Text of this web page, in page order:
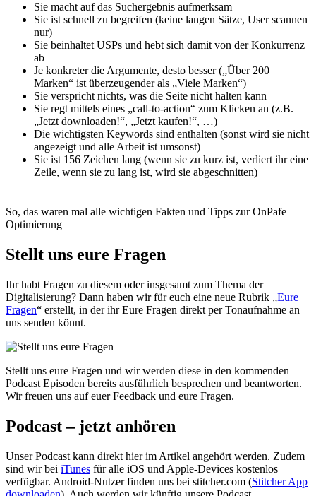
Sie macht auf das Suchergebnis aufmerksam
Sie ist schnell zu begreifen (keine langen Sätze, User scannen
nur)
Sie beinhaltet USPs und hebt sich damit von der Konkurrenz
ab
Je konkreter die Argumente, desto besser („Über 200
Marken“ ist überzeugender als „Viele Marken“)
Sie verspricht nichts, was die Seite nicht halten kann
Sie regt mittels eines „call-to-action“ zum Klicken an (z.B.
„Jetzt downloaden!“, „Jetzt kaufen!“, …)
Die wichtigsten Keywords sind enthalten (sonst wird sie nicht
angezeigt und alle Arbeit ist umsonst)
Sie ist 156 Zeichen lang (wenn sie zu kurz ist, verliert ihr eine
Zeile, wenn sie zu lang ist, wird sie abgeschnitten)
So, das waren mal alle wichtigen Fakten und Tipps zur OnPafe
Optimierung
Stellt uns eure Fragen
Ihr habt Fragen zu diesem oder insgesamt zum Thema der
Digitalisierung? Dann haben wir für euch eine neue Rubrik „Eure
Fragen“ erstellt, in der ihr Eure Fragen direkt per Tonaufnahme an
uns senden könnt.
Stellt uns eure Fragen und wir werden diese in den kommenden
Podcast Episoden bereits ausführlich besprechen und beantworten.
Wir freuen uns auf euer Feedback und eure Fragen.
Podcast– jetzt anhören
Unser Podcast kann direkt hier im Artikel angehört werden. Zudem
sind wir bei iTunes für alle iOS und Apple-Devices kostenlos
verfügbar. Android-Nutzer finden uns bei stitcher.com (Stitcher App